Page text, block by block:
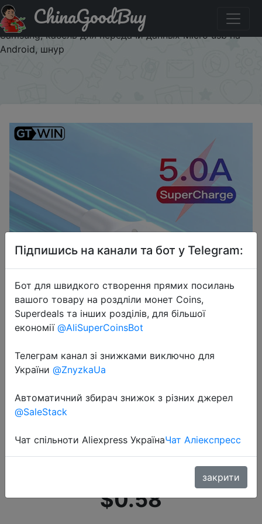
Знижка на Кабель Micro USB, 5 А, кабель для быстрой
зарядки телефона, кабель Micro USB для Xiaomi redmi,
Samsung, кабель для передачи данных Micro usb на
Android, шнур
ChinaGoodBuy
2022-08-22
Кабель Micro USB, 5 А, кабель для
быстрой зарядки телефона,
кабель Micro USB для Xiaomi
передачи данных Micro usb на
Android, шнур
$0.58
Підпишись на канали та бот у Telegram:
Бот для швидкого створення прямих посилань
вашого товару на роздліли монет Coins,
Superdeals та інших розділів, для більшої
економії @AliSuperCoinsBot
Телеграм канал зі знижками виключно для
України @ZnyzkaUa
Автоматичний збирач знижок з різних джерел
@SaleStack
Чат спільноти Aliexpress УкраїнаЧат Аліекспресс
закрити